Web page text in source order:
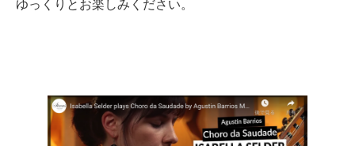
ゆっくりとお楽しみください。